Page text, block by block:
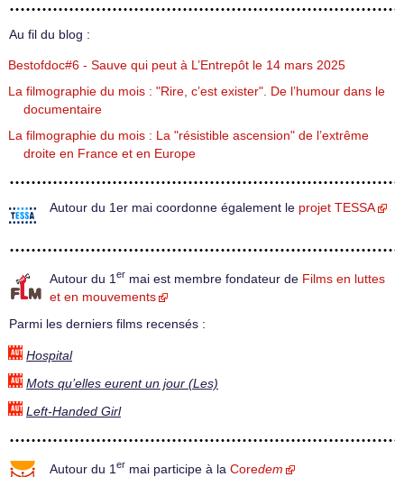
Au fil du blog :
Bestofdoc#6 - Sauve qui peut à L’Entrepôt le 14 mars 2025
La filmographie du mois : "Rire, c’est exister". De l’humour dans le
documentaire
La filmographie du mois : La "résistible ascension" de l’extrême
droite en France et en Europe
Autour du 1er mai coordonne également le projet TESSA
Autour du 1 er mai est membre fondateur de Films en luttes
et en mouvements
Parmi les derniers films recensés :
Hospital
Mots qu’elles eurent un jour (Les)
Left-Handed Girl
Autour du 1 er mai participe à la Coredem